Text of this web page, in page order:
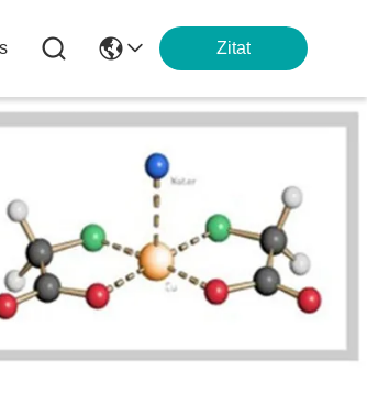
Zitat